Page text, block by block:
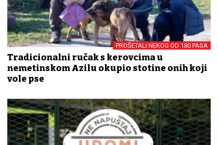
PROŠETALI NEKOG OD 180 PASA
Tradicionalni ručak s kerovcima u
nemetinskom Azilu okupio stotine onih koji
vole pse